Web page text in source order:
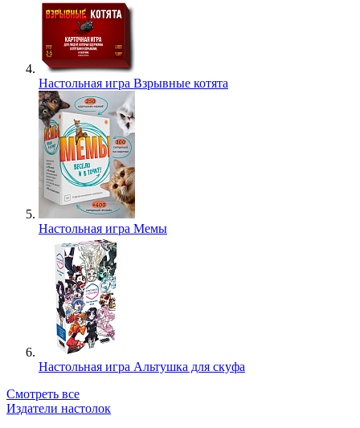
Настольная игра Взрывные котята
Настольная игра Мемы
Настольная игра Альтушка для скуфа
Смотреть все
Издатели настолок